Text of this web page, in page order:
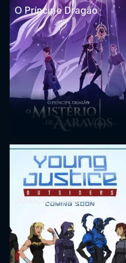
O Príncipe Dragão
Justiça Jovem